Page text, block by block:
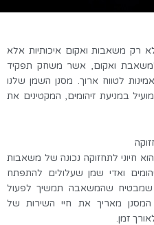
רק משאבות ואקום איכותיות אלא
למשאבת ואקום, אשר משחק תפקיד
לטווח ארוך. מסנן השמן שלנו
במניעת זיהומים, המקטינים את
חיוני לתחזוקה נכונה של משאבות
ואדי שמן שעלולים להתפתח
שהמשאבה תמשיך לפעול
המסנן מאריך את חיי השירות של
זמן.